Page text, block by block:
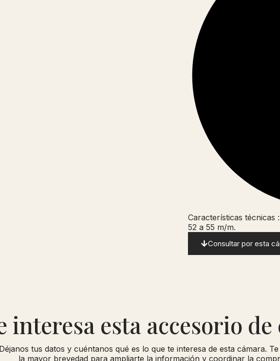
Características técnicas
52 a 55 m/m.
Consultar por esta
interesa esta accesorio
Déjanos tus datos y cuéntanos qué es lo que te interesa de esta cámara.
la mayor brevedad para ampliarte la información y coordinar la